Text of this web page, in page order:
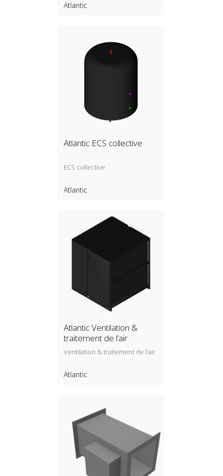
Atlantic
Atlantic ECS collective
ECS collective
Atlantic
Atlantic Ventilation &
traitement de l’air
Ventilation & traitement de l’air
Atlantic